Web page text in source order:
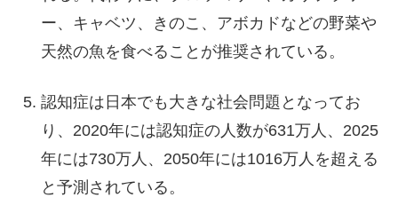
ー、キャベツ、きのこ、アボカドなどの野菜や
天然の魚を食べることが推奨されている。
認知症は日本でも大きな社会問題となってお
り、2020年には認知症の人数が631万人、2025
年には730万人、2050年には1016万人を超える
と予測されている。